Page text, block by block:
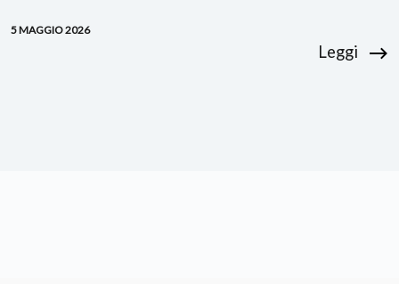
5 MAGGIO 2026
Leggi